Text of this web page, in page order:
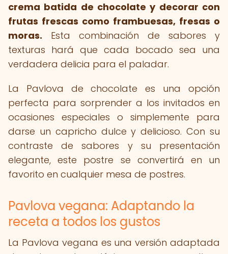
crema batida de chocolate y decorar con
frutas frescas como frambuesas, fresas o
moras. Esta combinación de sabores y
texturas hará que cada bocado sea una
verdadera delicia para el paladar.
La Pavlova de chocolate es una opción
perfecta para sorprender a los invitados en
ocasiones especiales o simplemente para
darse un capricho dulce y delicioso. Con su
contraste de sabores y su presentación
elegante, este postre se convertirá en un
favorito en cualquier mesa de postres.
Pavlova vegana: Adaptando la
receta a todos los gustos
La Pavlova vegana es una versión adaptada